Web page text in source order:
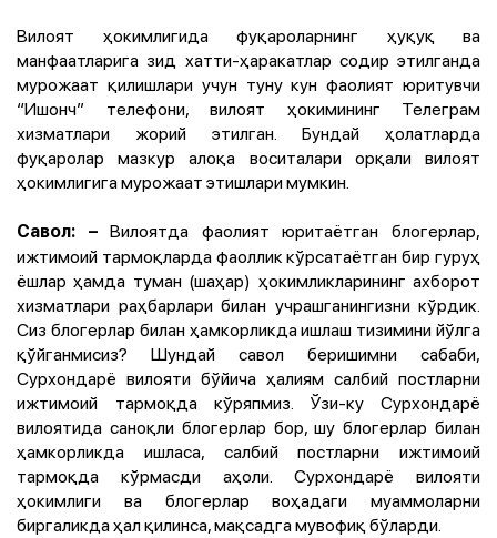
Вилоят ҳокимлигида фуқароларнинг ҳуқуқ ва
манфаатларига зид хатти-ҳаракатлар содир этилганда
мурожаат қилишлари учун туну кун фаолият юритувчи
“Ишонч” телефони, вилоят ҳокимининг Телеграм
хизматлари жорий этилган. Бундай ҳолатларда
фуқаролар мазкур алоқа воситалари орқали вилоят
ҳокимлигига мурожаат этишлари мумкин.
Савол: –Вилоятда фаолият юритаётган блогерлар,
ижтимоий тармоқларда фаоллик кўрсатаётган бир гуруҳ
ёшлар ҳамда туман (шаҳар) ҳокимликларининг ахборот
хизматлари раҳбарлари билан учрашганингизни кўрдик.
Сиз блогерлар билан ҳамкорликда ишлаш тизимини йўлга
қўйганмисиз? Шундай савол беришимни сабаби,
Сурхондарё вилояти бўйича ҳалиям салбий постларни
ижтимоий тармоқда кўряпмиз. Ўзи-ку Сурхондарё
вилоятида саноқли блогерлар бор, шу блогерлар билан
ҳамкорликда ишласа, салбий постларни ижтимоий
тармоқда кўрмасди аҳоли. Сурхондарё вилояти
ҳокимлиги ва блогерлар воҳадаги муаммоларни
биргаликда ҳал қилинса, мақсадга мувофиқ бўларди.